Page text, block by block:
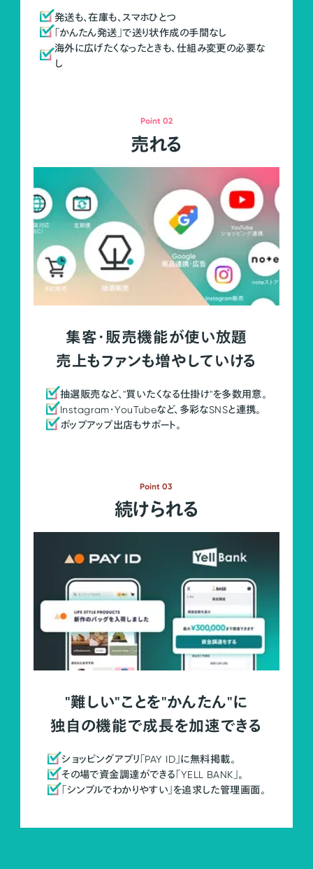
発送も、在庫も、スマホひとつ
「かんたん発送」で送り状作成の手間なし
海外に広げたくなったときも、仕組み変更の必要な
し
Point 02
売れる
集客・販売機能が使い放題
売上もファンも増やしていける
抽選販売など、"買いたくなる仕掛け"を多数用意。
Instagram・YouTubeなど、多彩なSNSと連携。
ポップアップ出店もサポート。
Point 03
続けられる
"難しい"ことを"かんたん"に
独自の機能で成長を加速できる
ショッピングアプリ「PAY ID」に無料掲載。
その場で資金調達ができる「YELL BANK」。
「シンプルでわかりやすい」を追求した管理画面。